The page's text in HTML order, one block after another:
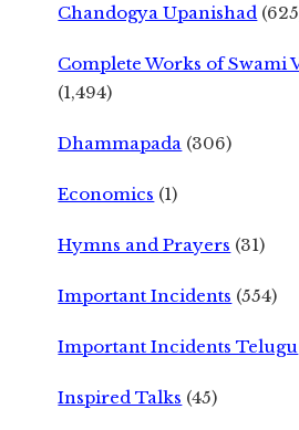
Chandogya Upanishad
Complete Works of Swami
(1,494)
Dhammapada (306)
Economics (1)
Hymns and Prayers (31)
Important Incidents (554)
Important Incidents Telugu
Inspired Talks (45)